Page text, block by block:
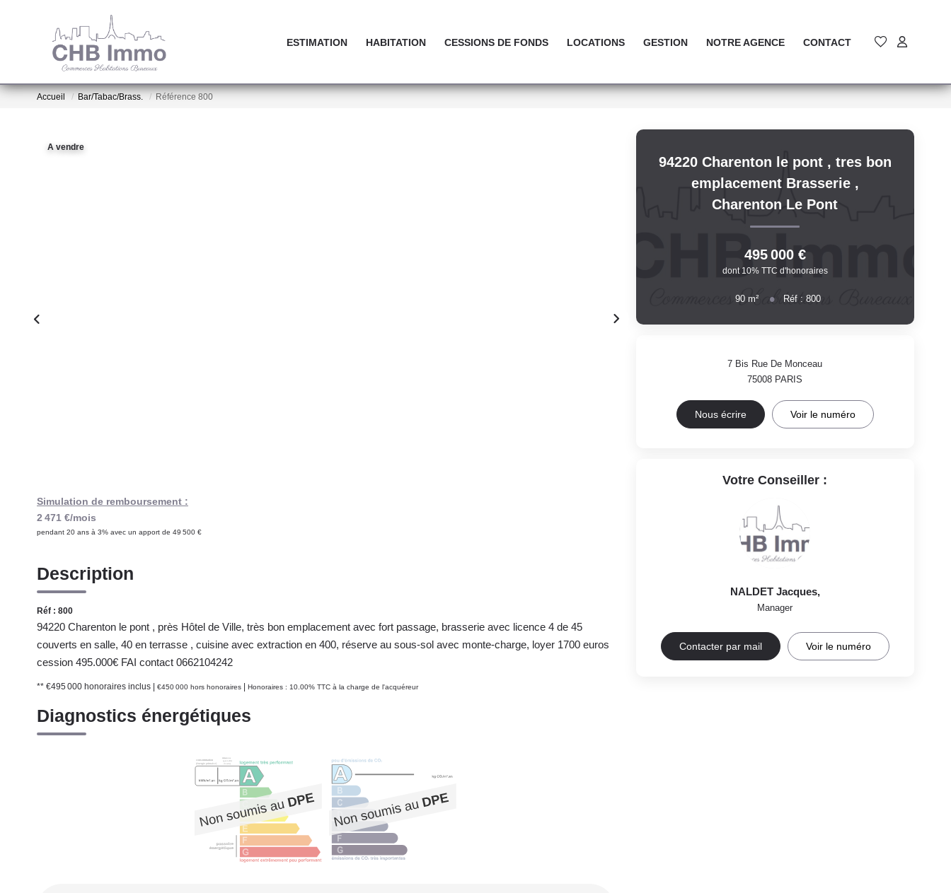
ESTIMATION HABITATION CESSIONS DE FONDS LOCATIONS GESTION NOTRE AGENCE CONTACT
Accueil Bar/Tabac/Brass. Référence 800
A vendre
Simulation de remboursement :
2 471 €/mois
pendant 20 ans à 3% avec un apport de 49 500 €
Description
Réf : 800
94220 Charenton le pont , près Hôtel de Ville, très bon emplacement avec fort passage, brasserie avec licence 4 de 45
couverts en salle, 40 en terrasse , cuisine avec extraction en 400, réserve au sous-sol avec monte-charge, loyer 1700 euros
cession 495.000€ FAI contact 0662104242
** €495 000 honoraires inclus €450 000 hors honoraires Honoraires : 10.00% TTC à la charge de l'acquéreur
Diagnostics énergétiques
94220 Charenton le pont , tres bon
emplacement Brasserie ,
Charenton Le Pont
495 000 €
dont 10% TTC d'honoraires
90 m² Réf : 800
7 Bis Rue De Monceau
75008 PARIS
Nous écrire Voir le numéro
Votre Conseiller :
NALDET Jacques,
Manager
Contacter par mail Voir le numéro